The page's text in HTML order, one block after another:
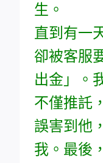
生。
直到有一
卻被客服
出金」。
不僅推託
誤害到他
我。最後